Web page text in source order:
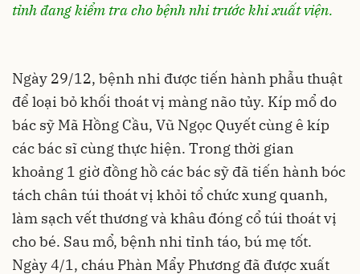
tỉnh đang kiểm tra cho bệnh nhi trước khi xuất viện.
Ngày 29/12, bệnh nhi được tiến hành phẫu thuật
để loại bỏ khối thoát vị màng não tủy. Kíp mổ do
bác sỹ Mã Hồng Cầu, Vũ Ngọc Quyết cùng ê kíp
các bác sĩ cùng thực hiện. Trong thời gian
khoảng 1 giờ đồng hồ các bác sỹ đã tiến hành bóc
tách chân túi thoát vị khỏi tổ chức xung quanh,
làm sạch vết thương và khâu đóng cổ túi thoát vị
cho bé. Sau mổ, bệnh nhi tỉnh táo, bú mẹ tốt.
Ngày 4/1, cháu Phàn Mẩy Phương đã được xuất